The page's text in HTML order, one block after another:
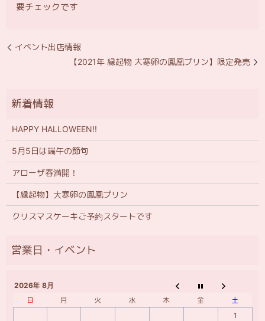
要チェックです
イベント出店情報
【2021年 縁起物 大寒卵の鳳凰プリン】限定発売
HAPPY HALLOWEEN!!
5月5日は端午の節句
アローザ春満開！
【縁起物】大寒卵の鳳凰プリン
クリスマスケーキご予約スタートです
2026年 8月
日
月 火 水 木 金
土
1